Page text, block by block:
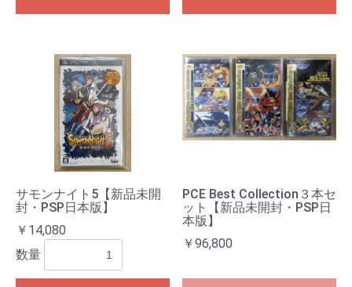
サモンナイト5【新品未開
封・PSP日本版】
￥14,080
数量
PCE Best Collection３本セ
ット【新品未開封・PSP日
本版】
￥96,800